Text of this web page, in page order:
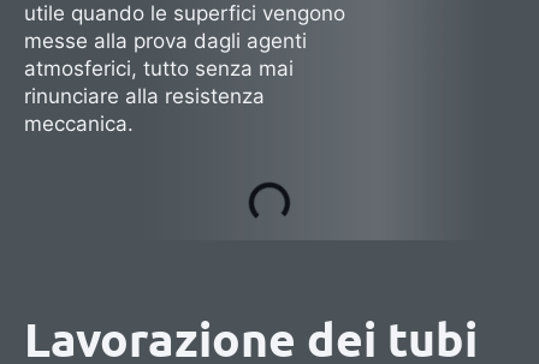
utile quando le superfici vengono
messe alla prova dagli agenti
atmosferici, tutto senza mai
rinunciare alla resistenza
meccanica.
Lavorazione dei tubi